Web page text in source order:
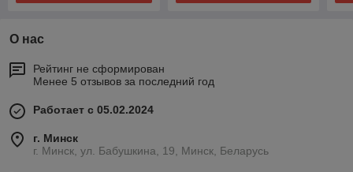
О нас
Рейтинг не сформирован
Менее 5 отзывов за последний год
Работает с 05.02.2024
г. Минск
г. Минск, ул. Бабушкина, 19, Минск, Беларусь